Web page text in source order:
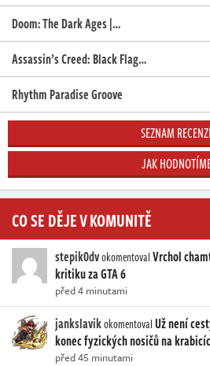
Doom: The Dark Ages |…
Assassin’s Creed: Black Flag…
Rhythm Paradise Groove
SEZNAM
JAK
CO SE DĚJE V KOMUNITĚ
stepik0dvokomentovalVrchol
kritiku za GTA 6
před 4 minutami
jankslavikokomentovalUž není
konec fyzických nosičů na
před 45 minutami